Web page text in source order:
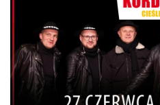
Dotknij Tradycji - lato